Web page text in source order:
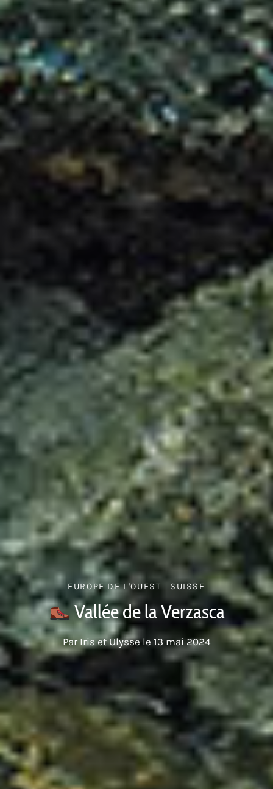
EUROPE DE L'OUEST SUISSE
Vallée de la Verzasca
Par Iris et Ulyssele 13 mai 2024